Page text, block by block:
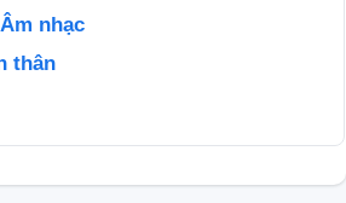
nhạc
thân